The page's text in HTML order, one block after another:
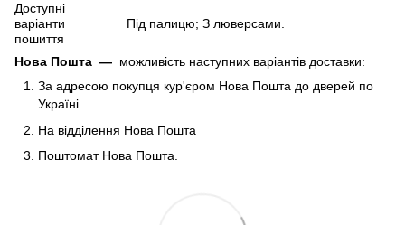
Доступні
варіанти
пошиття
Під палицю; З люверсами.
Нова Пошта — можливість наступних варіантів доставки:
За адресою покупця кур'єром Нова Пошта до дверей по
Україні.
На відділення Нова Пошта
Поштомат Нова Пошта.